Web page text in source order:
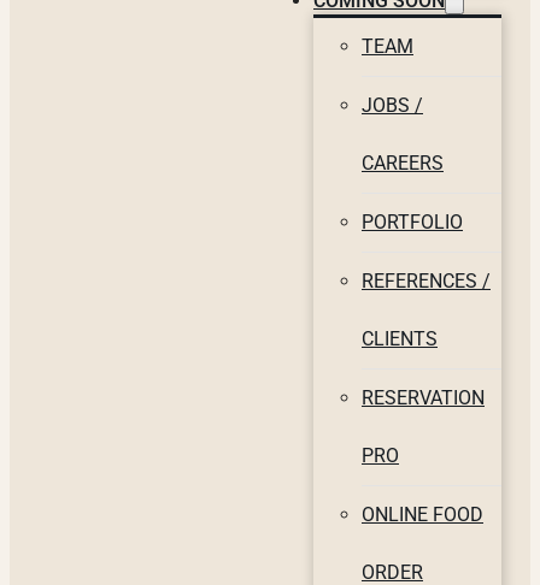
TEAM
JOBS /
CAREERS
PORTFOLIO
REFERENCES /
CLIENTS
RESERVATION
PRO
ONLINE FOOD
ORDER